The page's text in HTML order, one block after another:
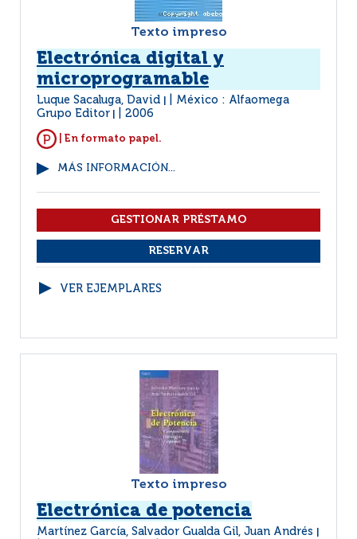
Texto impreso
Electrónica digital y
microprogramable
Luque Sacaluga, David
México : Alfaomega
Grupo Editor
2006
| En formato papel.
MÁS INFORMACIÓN...
VER EJEMPLARES
Texto impreso
Electrónica de potencia
Martínez García, Salvador Gualda Gil, Juan Andrés